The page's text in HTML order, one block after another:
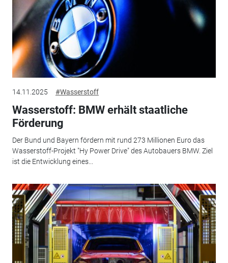
14.11.2025 #Wasserstoff
Wasserstoff: BMW erhält staatliche
Förderung
Der Bund und Bayern fördern mit rund 273 Millionen Euro das
Wasserstoff-Projekt "Hy Power Drive" des Autobauers BMW. Ziel
ist die Entwicklung eines...